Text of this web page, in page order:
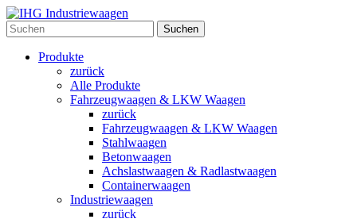
Suchen
Produkte
zurück
Alle Produkte
Fahrzeugwaagen & LKW Waagen
zurück
Fahrzeugwaagen & LKW Waagen
Stahlwaagen
Betonwaagen
Achslastwaagen & Radlastwaagen
Containerwaagen
Industriewaagen
zurück